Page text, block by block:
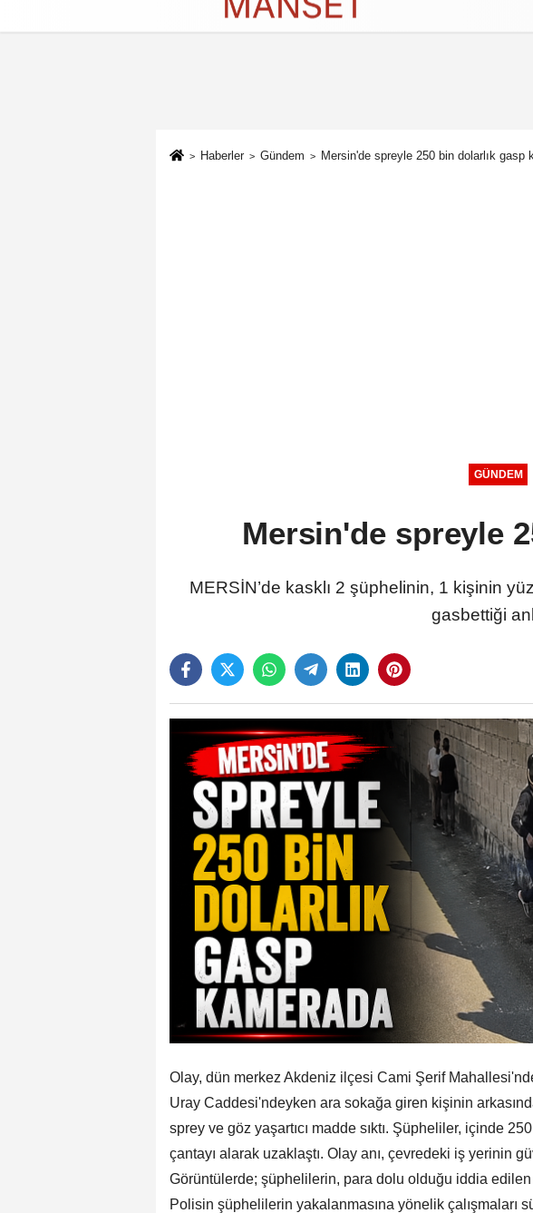
İletişim Çerez Politikası
Haberler Gündem Mersin'de spreyle 250 bin dolarlık gasp
GÜNDEM
Mersin'de spreyle
MERSİN’de kasklı 2 şüphelinin, 1 kişinin
gasbettiği
Olay, dün merkez Akdeniz ilçesi Cami Şerif
Uray Caddesi'ndeyken ara sokağa giren kişinin
sprey ve göz yaşartıcı madde sıktı. Şüpheliler, içinde
çantayı alarak uzaklaştı. Olay anı, çevredeki iş yerinin
Görüntülerde; şüphelilerin, para dolu olduğu iddia edilen
Polisin şüphelilerin yakalanmasına yönelik çalışmaları